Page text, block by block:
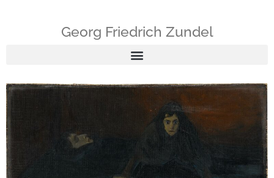
Georg Friedrich Zundel